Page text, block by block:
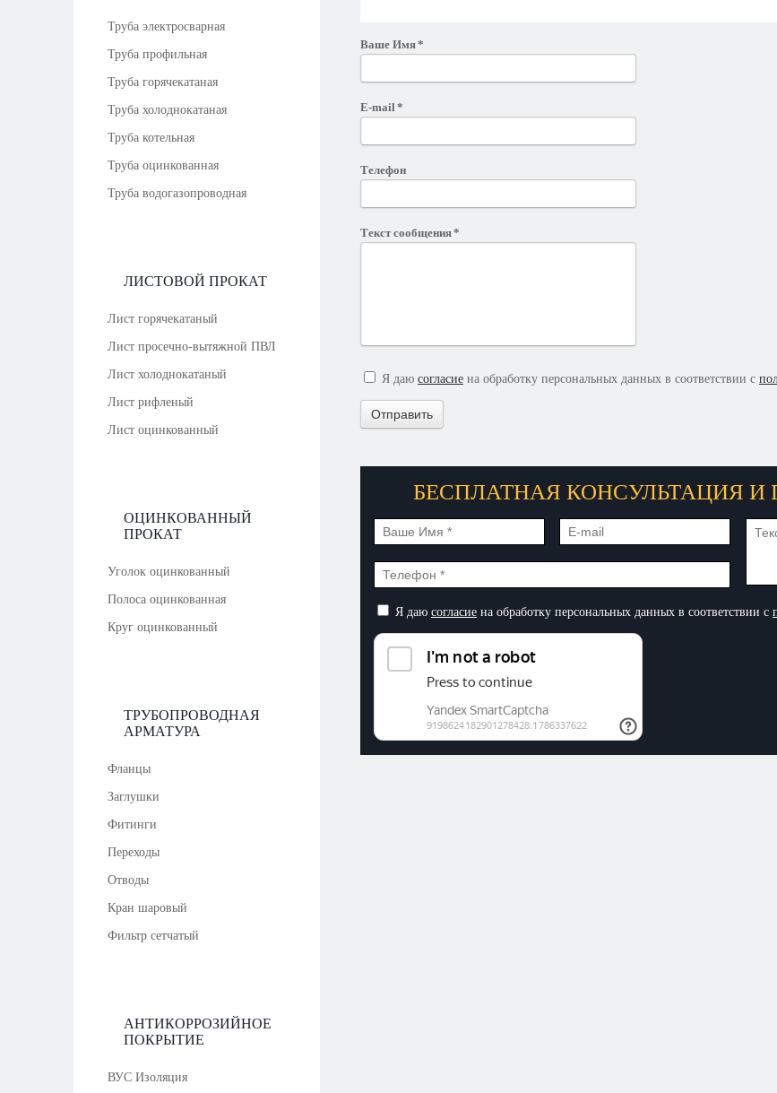
Труба электросварная
Труба профильная
Труба горячекатаная
Труба холоднокатаная
Труба котельная
Труба оцинкованная
Труба водогазопроводная
ЛИСТОВОЙ ПРОКАТ
Лист горячекатаный
Лист просечно-вытяжной ПВЛ
Лист холоднокатаный
Лист рифленый
Лист оцинкованный
ОЦИНКОВАННЫЙ
ПРОКАТ
Уголок оцинкованный
Полоса оцинкованная
Круг оцинкованный
ТРУБОПРОВОДНАЯ
АРМАТУРА
Фланцы
Заглушки
Фитинги
Переходы
Отводы
Кран шаровый
Фильтр сетчатый
АНТИКОРРОЗИЙНОЕ
ПОКРЫТИЕ
ВУС Изоляция
Ваше Имя*
E-mail*
Телефон
Текст сообщения*
Я даю согласие на обработку персональных данных в соответствии с
БЕСПЛАТНАЯ КОНСУЛЬТАЦИЯ И
Я даю согласие на обработку персональных данных в соответствии с